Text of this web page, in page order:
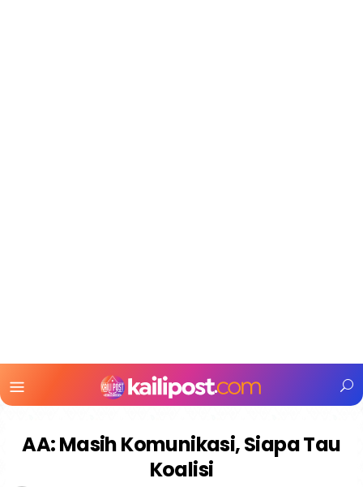
Mobile
AA: Masih Komunikasi, Siapa Tau
Koalisi